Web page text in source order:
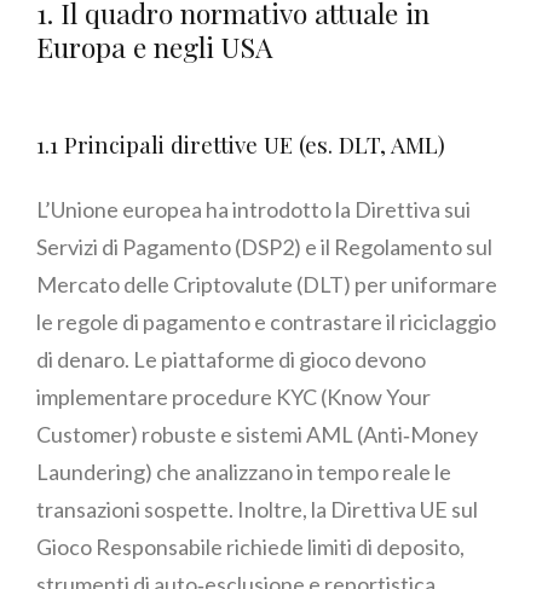
1. Il quadro normativo attuale in
Europa e negli USA
1.1 Principali direttive UE (es. DLT, AML)
L’Unione europea ha introdotto la Direttiva sui
Servizi di Pagamento (DSP2) e il Regolamento sul
Mercato delle Criptovalute (DLT) per uniformare
le regole di pagamento e contrastare il riciclaggio
di denaro. Le piattaforme di gioco devono
implementare procedure KYC (Know Your
Customer) robuste e sistemi AML (Anti‑Money
Laundering) che analizzano in tempo reale le
transazioni sospette. Inoltre, la Direttiva UE sul
Gioco Responsabile richiede limiti di deposito,